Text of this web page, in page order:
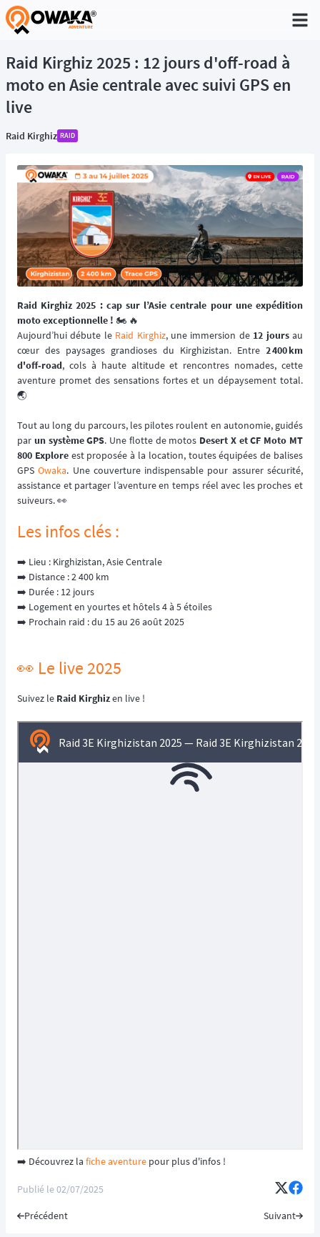
®
Raid Kirghiz 2025 : 12 jours d'off-road à
moto en Asie centrale avec suivi GPS en
live
Raid Kirghiz RAID
Raid Kirghiz 2025 : cap sur l’Asie centrale pour une expédition
moto exceptionnelle ! 🏍️ 🔥
Aujourd’hui débute le Raid Kirghiz, une immersion de 12 joursau
cœur des paysages grandioses du Kirghizistan. Entre 2 400 km
d'off‑road, cols à haute altitude et rencontres nomades, cette
aventure promet des sensations fortes et un dépaysement total.
🌏
Tout au long du parcours, les pilotes roulent en autonomie, guidés
par un système GPS. Une flotte de motos Desert X et CF Moto MT
800 Exploreest proposée à la location, toutes équipées de balises
GPSOwaka. Une couverture indispensable pour assurer sécurité,
assistance et partager l’aventure en temps réel avec les proches et
suiveurs. 👀
Les infos clés :
➡️ Lieu : Kirghizistan, Asie Centrale
➡️ Distance : 2 400 km
➡️ Durée : 12 jours
➡️ Logement en yourtes et hôtels 4 à 5 étoiles
➡️ Prochain raid : du 15 au 26 août 2025
👀 Le live 2025
Suivez le Raid Kirghizen live !
➡️ Découvrez la fiche aventure pour plus d'infos !
Publié le02/07/2025
Précédent Suivant